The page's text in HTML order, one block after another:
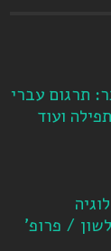
תרגום עברי
ועוד
זואולוגיה
/ פרופ'